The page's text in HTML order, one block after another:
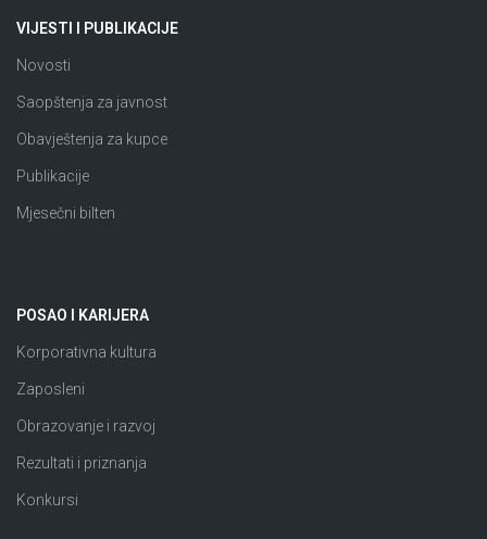
VIJESTI I PUBLIKACIJE
Novosti
Saopštenja za javnost
Obavještenja za kupce
Publikacije
Mjesečni bilten
POSAO I KARIJERA
Korporativna kultura
Zaposleni
Obrazovanje i razvoj
Rezultati i priznanja
Konkursi